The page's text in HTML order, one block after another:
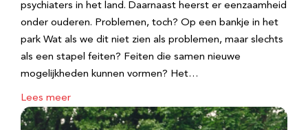
psychiaters in het land. Daarnaast heerst er eenzaamheid
onder ouderen. Problemen, toch? Op een bankje in het
park Wat als we dit niet zien als problemen, maar slechts
als een stapel feiten? Feiten die samen nieuwe
mogelijkheden kunnen vormen? Het…
Lees meer